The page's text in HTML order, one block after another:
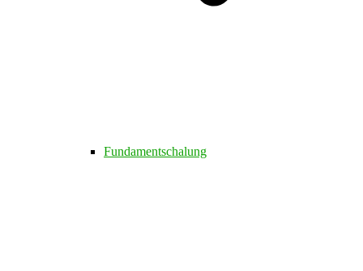
Fundamentschalung